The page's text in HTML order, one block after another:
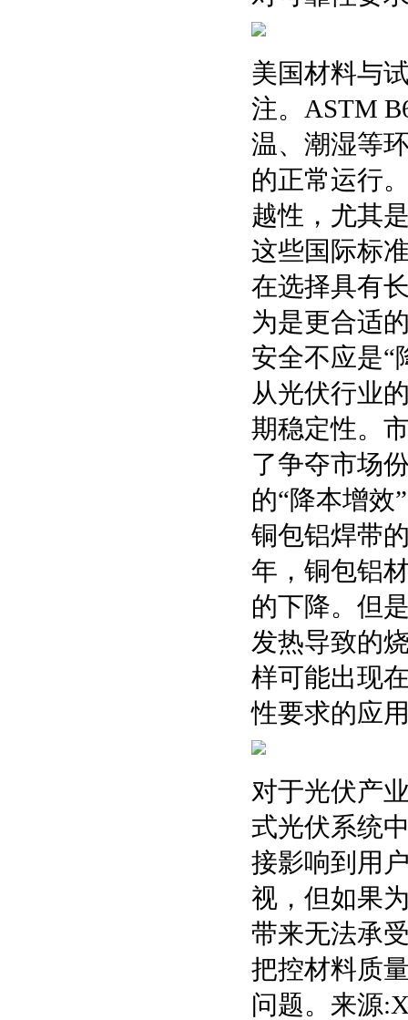
美国材料与
注。ASTM
温、潮湿等
的正常运行
越性，尤其
这些国际标
在选择具有
为是更合适
安全不应是“
从光伏行业
期稳定性。
了争夺市场
的“降本增效
铜包铝焊带
年，铜包铝
的下降。但
发热导致的
样可能出现
性要求的应
对于光伏产
式光伏系统
接影响到用
视，但如果
带来无法承
把控材料质
问题。来源